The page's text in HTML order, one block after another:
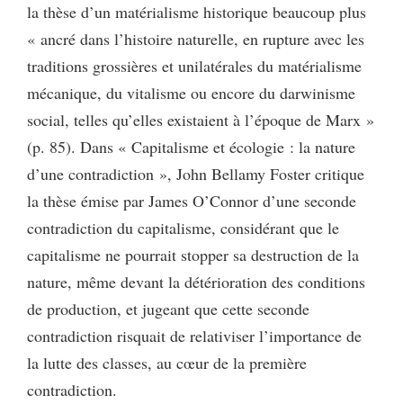
la thèse d’un matérialisme historique beaucoup plus
« ancré dans l’histoire naturelle, en rupture avec les
traditions grossières et unilatérales du matérialisme
mécanique, du vitalisme ou encore du darwinisme
social, telles qu’elles existaient à l’époque de Marx »
(p. 85). Dans « Capitalisme et écologie : la nature
d’une contradiction », John Bellamy Foster critique
la thèse émise par James O’Connor d’une seconde
contradiction du capitalisme, considérant que le
capitalisme ne pourrait stopper sa destruction de la
nature, même devant la détérioration des conditions
de production, et jugeant que cette seconde
contradiction risquait de relativiser l’importance de
la lutte des classes, au cœur de la première
contradiction.